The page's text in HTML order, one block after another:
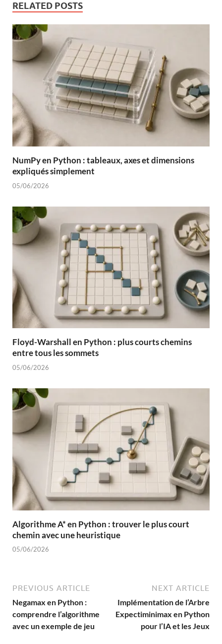
RELATED POSTS
NumPy en Python : tableaux, axes et dimensions
expliqués simplement
05/06/2026
Floyd-Warshall en Python : plus courts chemins
entre tous les sommets
05/06/2026
Algorithme A* en Python : trouver le plus court
chemin avec une heuristique
05/06/2026
PREVIOUS ARTICLE
Negamax en Python :
comprendre l’algorithme
avec un exemple de jeu
NEXT ARTICLE
Implémentation de l’Arbre
Expectiminimax en Python
pour l’IA et les Jeux